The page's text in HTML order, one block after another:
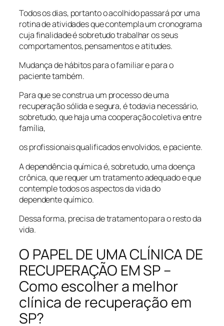
Todos os dias, portanto o acolhido passará por uma
rotina de atividades que contempla um cronograma
cuja finalidade é sobretudo trabalhar os seus
comportamentos, pensamentos e atitudes.
Mudança de hábitos para o familiar e para o
paciente também.
Para que se construa um processo de uma
recuperação sólida e segura, é todavia necessário,
sobretudo, que haja uma cooperação coletiva entre
família,
os profissionais qualificados envolvidos, e paciente.
A dependência química é, sobretudo, uma doença
crônica, que requer um tratamento adequado e que
contemple todos os aspectos da vida do
dependente químico.
Dessa forma, precisa de tratamento para o resto da
vida.
O PAPEL DE UMA CLÍNICA DE
RECUPERAÇÃO EM SP –
Como escolher a melhor
clínica de recuperação em
SP?